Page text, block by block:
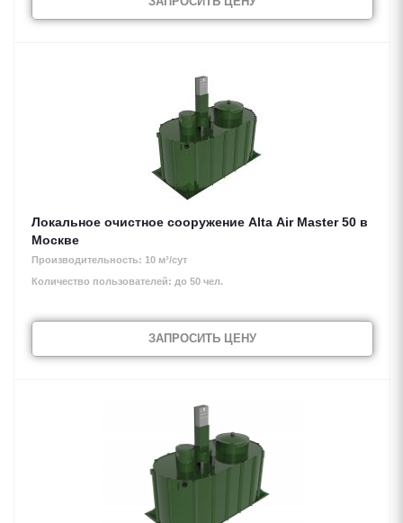
Локальное очистное сооружение Alta Air Master 50 в
Москве
Производительность: 10 м³/сут
Количество пользователей: до 50 чел.
ЗАПРОСИТЬ ЦЕНУ